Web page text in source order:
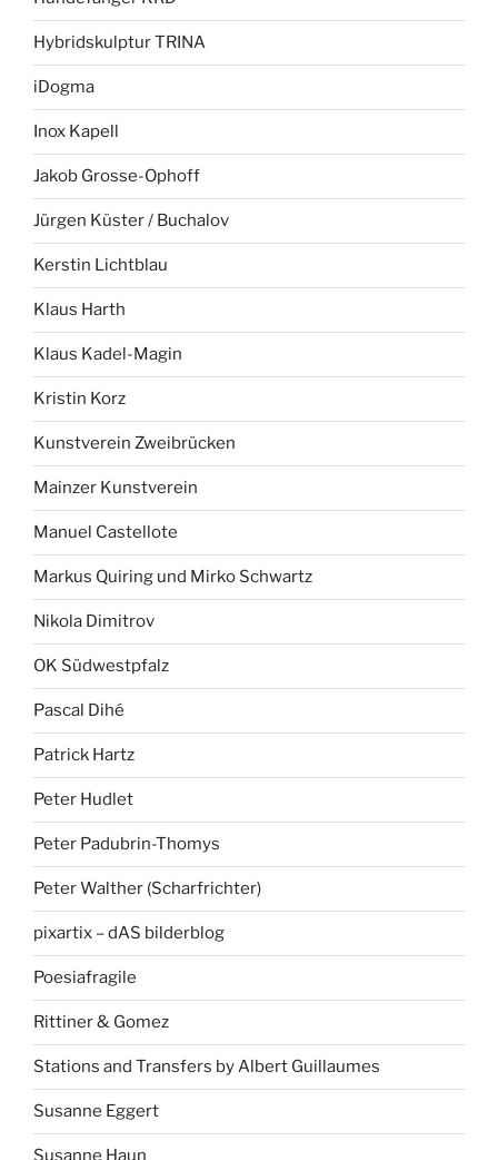
Hybridskulptur TRINA
iDogma
Inox Kapell
Jakob Grosse-Ophoff
Jürgen Küster / Buchalov
Kerstin Lichtblau
Klaus Harth
Klaus Kadel-Magin
Kristin Korz
Kunstverein Zweibrücken
Mainzer Kunstverein
Manuel Castellote
Markus Quiring und Mirko Schwartz
Nikola Dimitrov
OK Südwestpfalz
Pascal Dihé
Patrick Hartz
Peter Hudlet
Peter Padubrin-Thomys
Peter Walther (Scharfrichter)
pixartix – dAS bilderblog
Poesiafragile
Rittiner & Gomez
Stations and Transfers by Albert Guillaumes
Susanne Eggert
Susanne Haun